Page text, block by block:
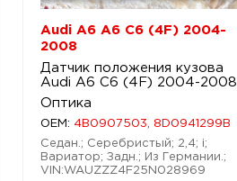
Audi A6 A6 C6 (4F) 2004-
2008
Датчик положения кузова
Audi A6 C6 (4F) 2004-2008
Оптика
OEM: 4B0907503, 8D0941299B
Седан.; Серебристый; 2,4; i;
Вариатор; Задн.; Из Германии.;
VIN:WAUZZZ4F25N028969